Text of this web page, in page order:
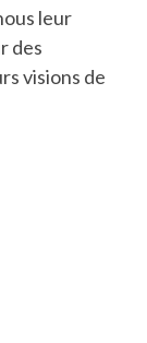
leur
des
visions de